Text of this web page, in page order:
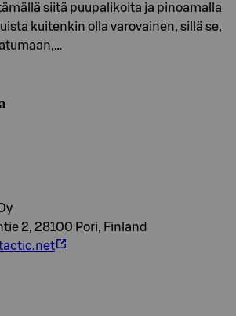
siitä puupalikoita ja pinoamalla
kuitenkin olla varovainen, sillä se,
2, 28100 Pori, Finland